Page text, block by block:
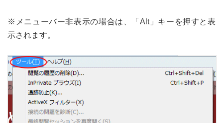
※メニューバー非表示の場合は、「Alt」キーを押すと表
示されます。